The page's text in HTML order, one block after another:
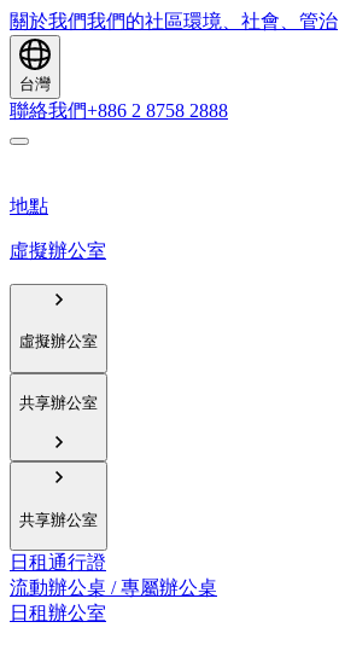
關於我們我們的社區環境、社會、管治
台灣
聯絡我們+886 2 8758 2888
地點
虛擬辦公室
虛擬辦公室
共享辦公室
共享辦公室
日租通行證
流動辦公桌 / 專屬辦公桌
日租辦公室